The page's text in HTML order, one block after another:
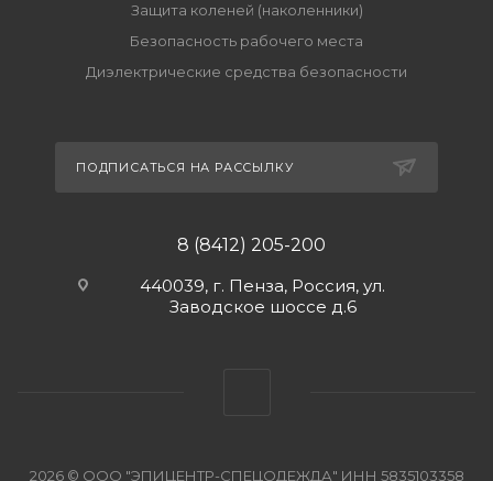
Защита коленей (наколенники)
Безопасность рабочего места
Диэлектрические средства безопасности
ПОДПИСАТЬСЯ НА РАССЫЛКУ
8 (8412) 205-200
440039, г. Пенза, Россия, ул.
Заводское шоссе д.6
2026 © ООО "ЭПИЦЕНТР-СПЕЦОДЕЖДА" ИНН 5835103358